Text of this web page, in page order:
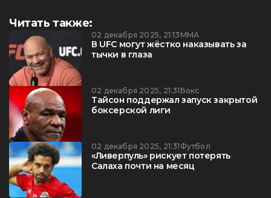
Читать также:
02 декабря 2025, 21:13 ММА
В UFC могут жёстко наказывать за
тычки в глаза
02 декабря 2025, 21:31 Бокс
Тайсон поддержал запуск закрытой
боксерской лиги
02 декабря 2025, 21:31 Футбол
«Ливерпуль» рискует потерять
Салаха почти на месяц